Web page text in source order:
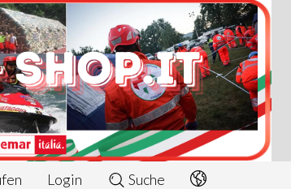
Login Suche